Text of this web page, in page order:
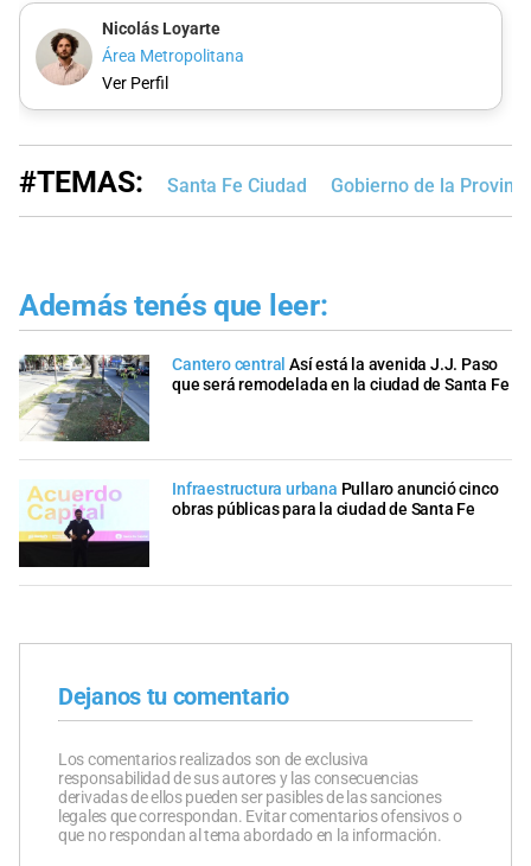
Nicolás Loyarte
Área Metropolitana
Ver Perfil
#TEMAS: Santa Fe Ciudad Gobierno de la
Además tenés que leer:
Cantero central Así está la avenida J.J. Paso
que será remodelada en la ciudad de Santa Fe
Infraestructura urbana Pullaro anunció cinco
obras públicas para la ciudad de Santa Fe
Dejanos tu comentario
Los comentarios realizados son de exclusiva
responsabilidad de sus autores y las consecuencias
derivadas de ellos pueden ser pasibles de las sanciones
legales que correspondan. Evitar comentarios ofensivos o
que no respondan al tema abordado en la información.